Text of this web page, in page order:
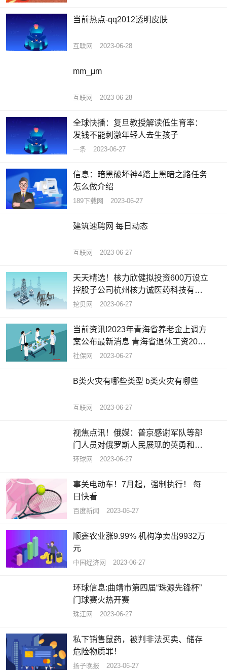
当前热点-qq2012透明皮肤
互联网 2023-06-28
mm_μm
互联网 2023-06-28
全球快播：复旦教授解读低生育率：
发钱不能刺激年轻人去生孩子
一条 2023-06-27
信息：暗黑破坏神4踏上黑暗之路任务
怎么做介绍
189下载网 2023-06-27
建筑速聘网 每日动态
互联网 2023-06-27
天天精选！核力欣健拟投资600万设立
控股子公司杭州核力诚医药科技有限
公司 持股85.71%
挖贝网 2023-06-27
当前资讯!2023年青海省养老金上调方
案公布最新消息 青海省退休工资2023
计算公式
社保网 2023-06-27
B类火灾有哪些类型 b类火灾有哪些
互联网 2023-06-27
视焦点讯！俄媒：普京感谢军队等部
门人员对俄罗斯人民展现的英勇和忠
诚
环球网 2023-06-27
事关电动车！7月起，强制执行！ 每
日快看
百度新闻 2023-06-27
顺鑫农业涨9.99% 机构净卖出9932万
元
中国经济网 2023-06-27
环球信息:曲靖市第四届“珠源先锋杯”
门球赛火热开赛
珠江网 2023-06-27
私下销售鼠药，被判非法买卖、储存
危险物质罪！
扬子晚报 2023-06-27